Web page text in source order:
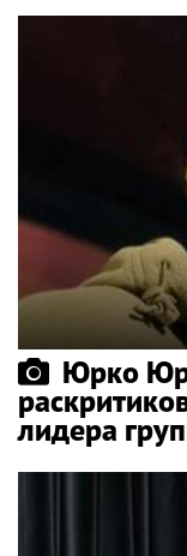
Юрко
лидера